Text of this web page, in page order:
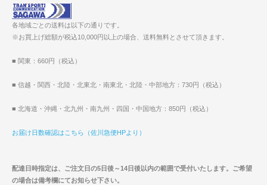
各地域ごとの送料は以下の通りです。
※お買上げ総額が税込10,000円以上の場合、送料無料とさせて頂きます。
■ 関東：660円（税込）
■ 信越・関西・北陸・北東北・南東北・北陸・中部地方：730円（税込）
■ 北海道・沖縄・北九州・南九州・四国・中国地方：850円（税込）
お届け日数確認はこちら（佐川急便HPより）
配達日時指定は、ご注文日の5日後～14日後以内の範囲で受付いたします。ご希望
の場合は備考欄にてお知らせ下さい。